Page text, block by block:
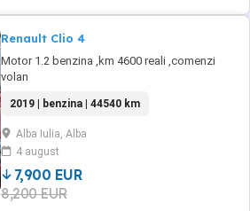
Renault Clio 4
Motor 1.2 benzina ,km 4600 reali ,comenzi
volan
2019 | benzina | 44540 km
Alba Iulia, Alba
4 august
7,900 EUR
8,200 EUR